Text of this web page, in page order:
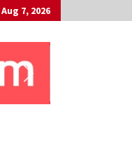
7, 2026